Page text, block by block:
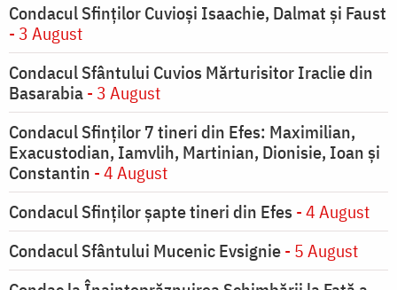
Condacul Sfinţilor Cuvioşi Isaachie, Dalmat şi Faust
- 3 August
Condacul Sfântului Cuvios Mărturisitor Iraclie din
Basarabia- 3 August
Condacul Sfinţilor 7 tineri din Efes: Maximilian,
Exacustodian, Iamvlih, Martinian, Dionisie, Ioan şi
Constantin - 4 August
Condacul Sfinţilor şapte tineri din Efes - 4 August
Condacul Sfântului Mucenic Evsignie- 5 August